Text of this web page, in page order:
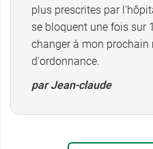
Conditionnement :boîte
plus prescrites par
se bloquent une fois sur
changer à mon prochain
d'ordonnance.
par Jean-claude